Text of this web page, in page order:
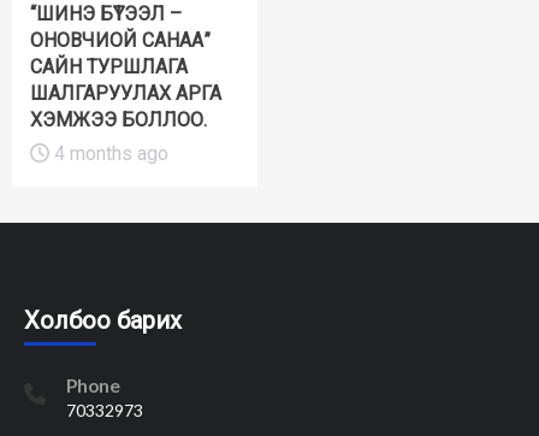
“ШИНЭ БҮТЭЭЛ –
ОНОВЧИОЙ САНАА”
САЙН ТУРШЛАГА
ШАЛГАРУУЛАХ АРГА
ХЭМЖЭЭ БОЛЛОО.
4 months ago
Холбоо барих
Phone
70332973